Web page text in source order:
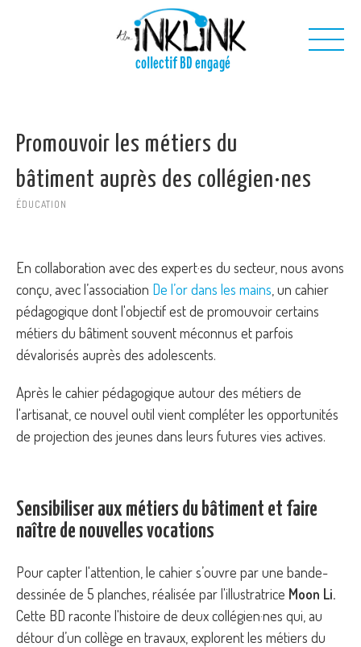
collectif BD engagé
Nos projets
Nos outils
Promouvoir les métiers du
bâtiment auprès des collégien·nes
ÉDUCATION
En collaboration avec des expert·es du secteur, nous avons
conçu, avec l’association De l’or dans les mains , un cahier
pédagogique dont l'objectif est de promouvoir certains
métiers du bâtiment souvent méconnus et parfois
dévalorisés auprès des adolescents.
Après le cahier pédagogique autour des métiers de
l'artisanat, ce nouvel outil vient compléter les opportunités
de projection des jeunes dans leurs futures vies actives.
Sensibiliser aux métiers du bâtiment et faire
naître de nouvelles vocations
Pour capter l'attention, le cahier s’ouvre par une bande-
dessinée de 5 planches, réalisée par l'illustratrice Moon Li.
Cette BD raconte l'histoire de deux collégien·nes qui, au
détour d’un collège en travaux, explorent les métiers du